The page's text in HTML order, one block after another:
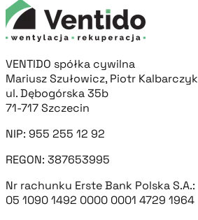
VENTIDO spółka cywilna
Mariusz Szułowicz, Piotr Kalbarczyk
ul. Dębogórska 35b
71-717 Szczecin
NIP: 955 255 12 92
REGON: 387653995
Nr rachunku Erste Bank Polska S.A.:
05 1090 1492 0000 0001 4729 1964